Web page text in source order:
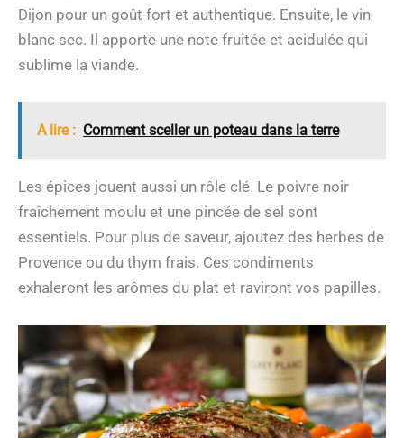
Dijon pour un goût fort et authentique. Ensuite, le vin
blanc sec. Il apporte une note fruitée et acidulée qui
sublime la viande.
A lire : Comment sceller un poteau dans la terre
Les épices jouent aussi un rôle clé. Le poivre noir
fraîchement moulu et une pincée de sel sont
essentiels. Pour plus de saveur, ajoutez des herbes de
Provence ou du thym frais. Ces condiments
exhaleront les arômes du plat et raviront vos papilles.